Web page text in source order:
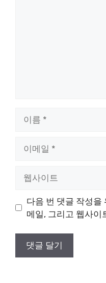
트
다음 번 댓글 작성을
메일, 그리고 웹사이